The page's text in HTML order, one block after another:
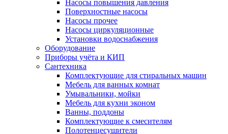
Насосы повышения давления
Поверхностные насосы
Насосы прочее
Насосы циркуляционные
Установки водоснабжения
Оборудование
Приборы учёта и КИП
Сантехника
Комплектующие для стиральных машин
Мебель для ванных комнат
Умывальники, мойки
Мебель для кухни эконом
Ванны, поддоны
Комплектующие к смесителям
Полотенцесушители